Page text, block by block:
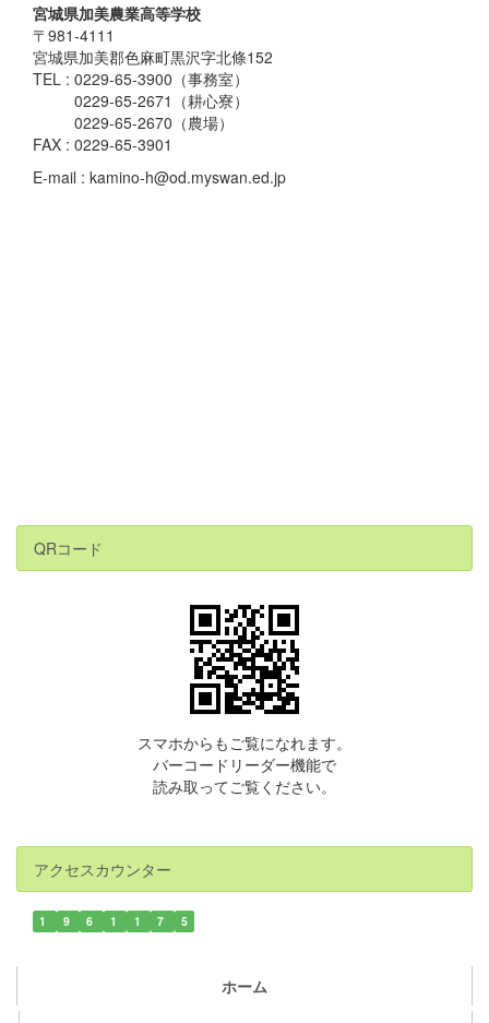
宮城県加美農業高等学校
〒981-4111
宮城県加美郡色麻町黒沢字北條152
TEL : 0229-65-3900（事務室）
0229-65-2671（耕心寮）
0229-65-2670（農場）
FAX : 0229-65-3901
E-mail : kamino-h@od.myswan.ed.jp
QRコード
スマホからもご覧になれます。
バーコードリーダー機能で
読み取ってご覧ください。
アクセスカウンター
1 9 6 1 1 7 5
ホーム